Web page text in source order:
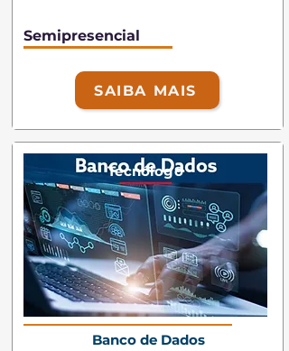
Semipresencial
SAIBA MAIS
Tecnólogo
Banco de Dados